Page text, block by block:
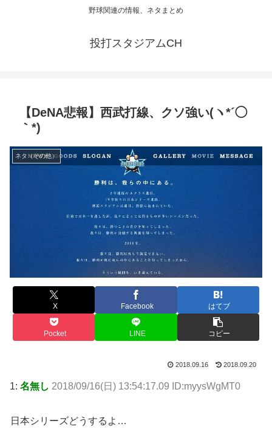
野球関連の情報、ネタまとめ
投打スタジアムCH
【DeNA悲報】西武打線、クソ強い(ヽ*´◯
｀*)
ネタ（その他）
X Facebook はてブ
Pocket LINE コピー
2018.09.16 2018.09.20
1: 名無し 2018/09/16(日) 13:54:17.09 ID:myysWgMT0
日本シリーズどうするよ…